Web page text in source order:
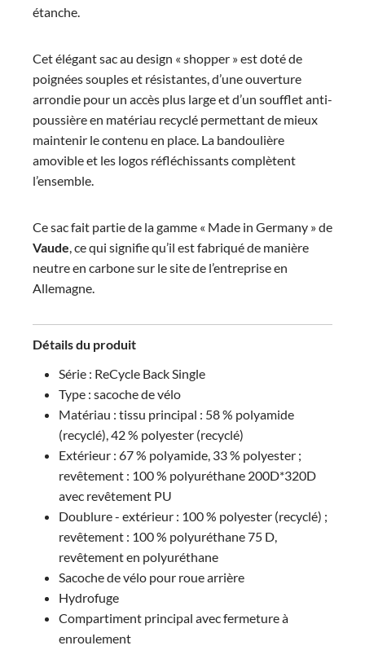
étanche.
Cet élégant sac au design « shopper » est doté de
poignées souples et résistantes, d’une ouverture
arrondie pour un accès plus large et d’un soufflet anti-
poussière en matériau recyclé permettant de mieux
maintenir le contenu en place. La bandoulière
amovible et les logos réfléchissants complètent
l’ensemble.
Ce sac fait partie de la gamme « Made in Germany » de
Vaude, ce qui signifie qu’il est fabriqué de manière
neutre en carbone sur le site de l’entreprise en
Allemagne.
Détails du produit
Série : ReCycle Back Single
Type : sacoche de vélo
Matériau : tissu principal : 58 % polyamide
(recyclé), 42 % polyester (recyclé)
Extérieur : 67 % polyamide, 33 % polyester ;
revêtement : 100 % polyuréthane 200D*320D
avec revêtement PU
Doublure - extérieur : 100 % polyester (recyclé) ;
revêtement : 100 % polyuréthane 75 D,
revêtement en polyuréthane
Sacoche de vélo pour roue arrière
Hydrofuge
Compartiment principal avec fermeture à
enroulement